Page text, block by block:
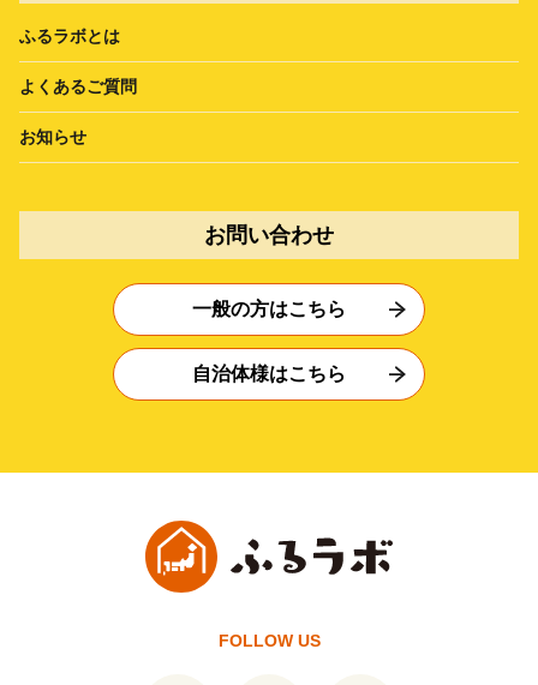
ふるラボとは
よくあるご質問
お知らせ
お問い合わせ
一般の方はこちら
自治体様はこちら
FOLLOW US